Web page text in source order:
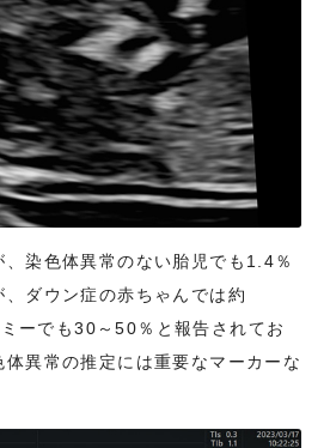
染色体異常のない胎児でも1.4％
ダウン症の赤ちゃんでは約
ーでも30～50％と報告されてお
体異常の推定には重要なマーカーな